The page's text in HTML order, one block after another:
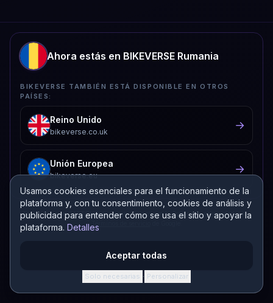
Usamos cookies esenciales para el funcionamiento de la
plataforma y, con tu consentimiento, cookies de análisis y
publicidad para entender cómo se usa el sitio y apoyar la
plataforma. Detalles
Aceptar todas
Solo necesarias · Personalizar
Ahora estás en BIKEVERSE Rumania
BIKEVERSE TAMBIÉN ESTÁ DISPONIBLE EN OTROS
PAÍSES:
Reino Unido
bikeverse.co.uk
→
Unión Europea
bikeverse.eu
→
Protegido por reCAPTCHA de Google. Se aplican laPolítica de privacidady los